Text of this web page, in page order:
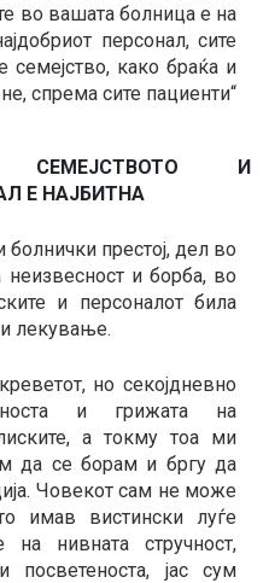
во вашата болница е на
персонал, сите
како браќа и
спрема сите пациенти“
И
Е НАЈБИТНА
престој, дел во
неизвесност и борба, во
и персоналот била
лекување.
но секојдневно
и грижата на
а токму тоа ми
да се борам и бргу да
Човекот сам не може
имав вистински луѓе
на нивната стручност,
посветеноста, јас сум